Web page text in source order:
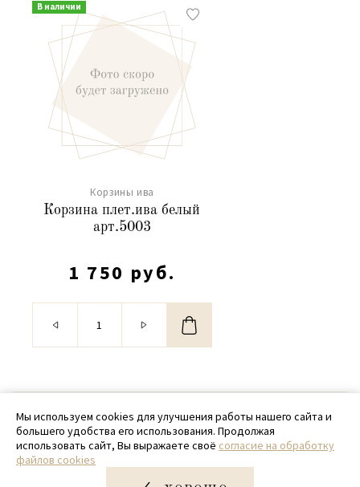
В наличии
Корзины ива
Корзина плет.ива белый
арт.5003
1 750 руб.
© 2020 - 2026 SamPack
+ 7 (918) 699-97-87
zakaz@sampack.store
Мы используем cookies для улучшения работы нашего сайта и
большего удобства его использования. Продолжая
использовать сайт, Вы выражаете своё согласие на обработку
файлов cookies